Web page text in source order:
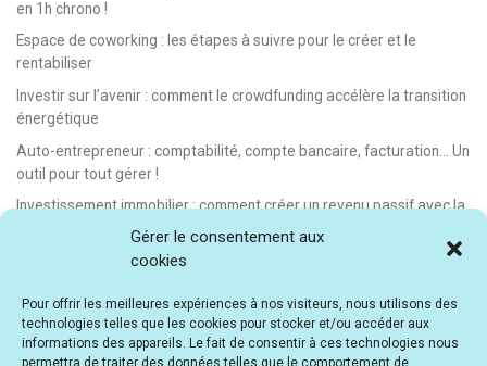
Gérer le consentement aux
cookies
Pour offrir les meilleures expériences à nos visiteurs, nous utilisons des
technologies telles que les cookies pour stocker et/ou accéder aux
informations des appareils. Le fait de consentir à ces technologies nous
permettra de traiter des données telles que le comportement de
en 1h chrono !
Espace de coworking : les étapes à suivre pour le créer et le
rentabiliser
Investir sur l’avenir : comment le crowdfunding accélère la transition
énergétique
Auto-entrepreneur : comptabilité, compte bancaire, facturation… Un
outil pour tout gérer !
Investissement immobilier : comment créer un revenu passif avec la
location saisonnière
E-learning : les meilleurs LMS gratuits et payants pour créer et
Idée de business en ligne automatisé : vendre des formations en e-
learning